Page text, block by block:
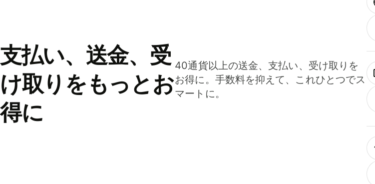
支払い、送金、受
け取りをもっとお
得に
40通貨以上の送金、支払い、受け取りを
お得に。手数料を抑えて、これひとつでス
マートに。